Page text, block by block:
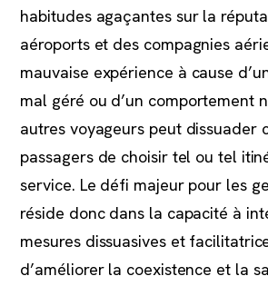
habitudes agaçantes sur la
aéroports et des compagnies
mauvaise expérience à cause
mal géré ou d’un comportement
autres voyageurs peut dissuader
passagers de choisir tel ou tel
service. Le défi majeur pour les
réside donc dans la capacité à
mesures dissuasives et
d’améliorer la coexistence et la